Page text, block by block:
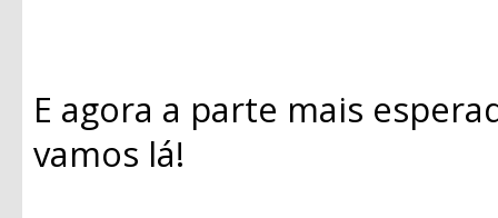
E agora a parte mais
vamos lá!